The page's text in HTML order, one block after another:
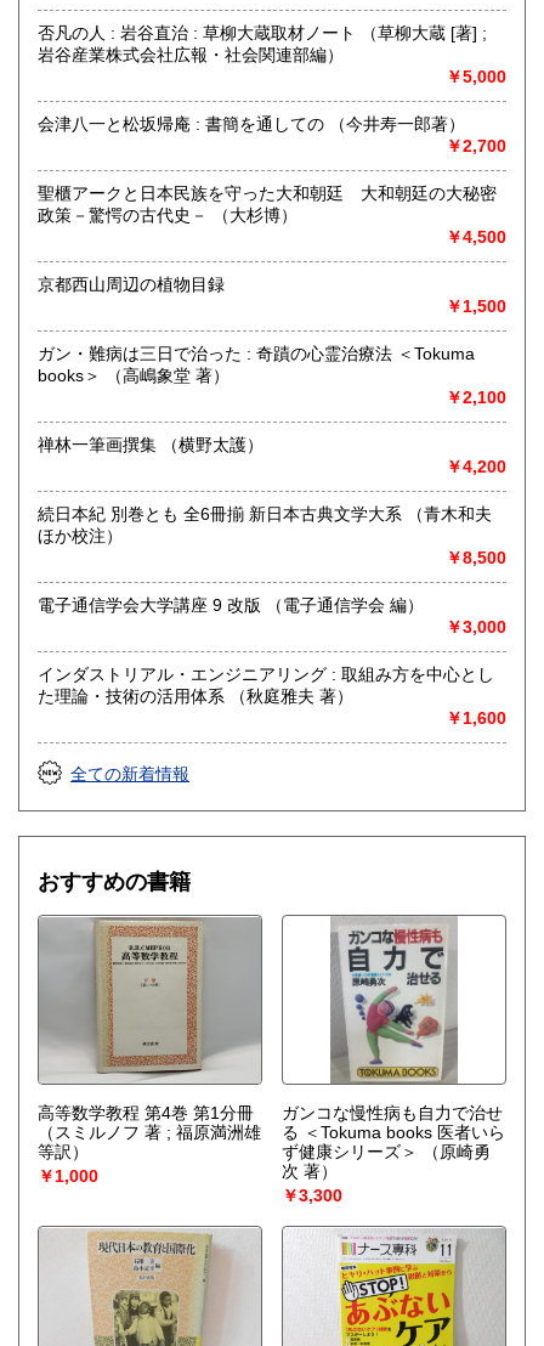
香川県 185円 愛媛県 185円
高知県 185円 福岡県 185円
佐賀県 185円 長崎県
熊本県 185円 大分県 185円
宮崎県 185円
沖縄県 185円
関西一円、出張買取り致しますのでお気軽にお問い合わせく
ださい。
哲学宗教、歴史、社会科学、自然科学、国語国文、外国文
学、近代文献、趣味、サブカルチャー、古書一般（その他）
心理学 オカルト 成人誌
否凡の人 : 岩谷直治 : 草柳大蔵取材ノート （草柳大蔵 [著] ;
岩谷産業株式会社広報・社会関連部編）
￥5,000
会津八一と松坂帰庵 : 書簡を通しての （今井寿一郎著）
￥2,700
聖櫃アークと日本民族を守った大和朝廷 大和朝廷の大秘密
政策－驚愕の古代史－ （大杉博）
￥4,500
京都西山周辺の植物目録
￥1,500
ガン・難病は三日で治った : 奇蹟の心霊治療法 ＜Tokuma
books＞ （高嶋象堂 著）
￥2,100
禅林一筆画撰集 （横野太護）
￥4,200
続日本紀 別巻とも 全6冊揃 新日本古典文学大系 （青木和夫
ほか校注）
￥8,500
電子通信学会大学講座 9 改版 （電子通信学会 編）
￥3,000
インダストリアル・エンジニアリング : 取組み方を中心とし
た理論・技術の活用体系 （秋庭雅夫 著）
￥1,600
全ての新着情報
おすすめの書籍
高等数学教程 第4巻 第1分冊
（スミルノフ 著 ; 福原満洲雄
等訳）
￥1,000
ガンコな慢性病も自力で治せ
る ＜Tokuma books 医者いら
ず健康シリーズ＞
（原崎勇
次 著）
￥3,300